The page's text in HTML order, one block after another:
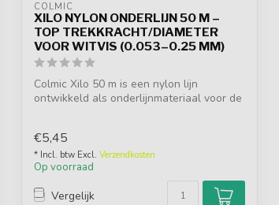
COLMIC
XILO NYLON ONDERLIJN 50 M –
TOP TREKKRACHT/DIAMETER
VOOR WITVIS (0.053–0.25 MM)
Colmic Xilo 50 m is een nylon lijn
ontwikkeld als onderlijnmateriaal voor de
€5,45
* Incl. btw Excl. Verzendkosten
Op voorraad
Vergelijk